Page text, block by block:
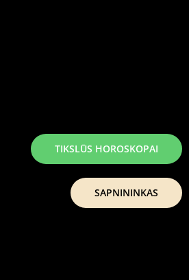
TIKSLŪS HOROSKOPAI
SAPNININKAS